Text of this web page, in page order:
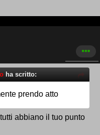
ha scritto:
prendo atto
abbiano il tuo punto